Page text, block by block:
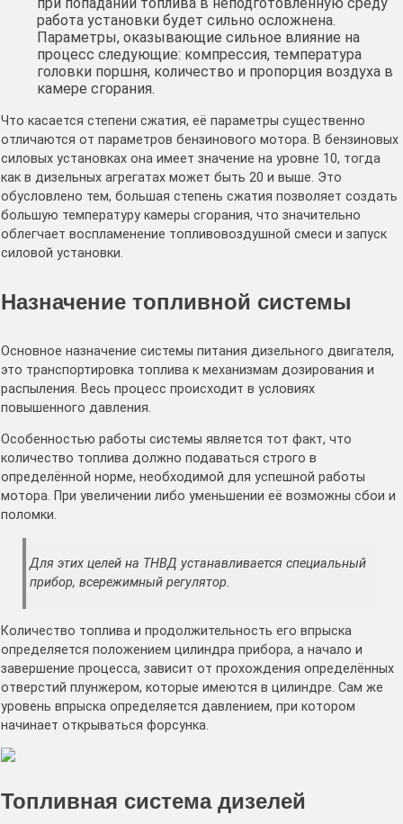
работа установки будет сильно осложнена.
Параметры, оказывающие сильное влияние на
процесс следующие: компрессия, температура
головки поршня, количество и пропорция воздуха в
камере сгорания.
Что касается степени сжатия, её параметры существенно
отличаются от параметров бензинового мотора. В бензиновых
силовых установках она имеет значение на уровне 10, тогда
как в дизельных агрегатах может быть 20 и выше. Это
обусловлено тем, большая степень сжатия позволяет создать
большую температуру камеры сгорания, что значительно
облегчает воспламенение топливовоздушной смеси и запуск
силовой установки.
Назначение топливной системы
Основное назначение системы питания дизельного двигателя,
это транспортировка топлива к механизмам дозирования и
распыления. Весь процесс происходит в условиях
повышенного давления.
Особенностью работы системы является тот факт, что
количество топлива должно подаваться строго в
определённой норме, необходимой для успешной работы
мотора. При увеличении либо уменьшении её возможны сбои и
поломки.
Для этих целей на ТНВД устанавливается специальный
прибор, всережимный регулятор.
Количество топлива и продолжительность его впрыска
определяется положением цилиндра прибора, а начало и
завершение процесса, зависит от прохождения определённых
отверстий плунжером, которые имеются в цилиндре. Сам же
уровень впрыска определяется давлением, при котором
начинает открываться форсунка.
Топливная система дизелей